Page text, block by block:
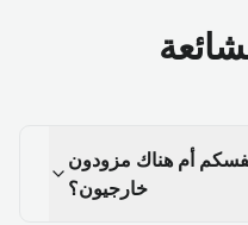
أم هناك مزودون
خارجيون؟